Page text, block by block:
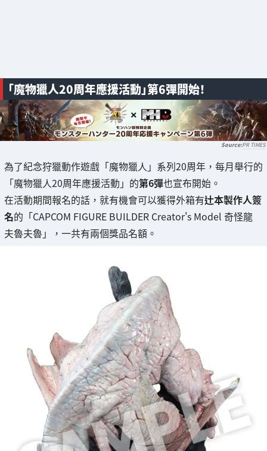
「魔物獵人20周年應援活動」第6彈開始！
PR TIMES
為了紀念狩獵動作遊戲「魔物獵人」系列20周年，每月舉行的
「魔物獵人20周年應援活動」的第6彈也宣布開始。
在活動期間報名的話，就有機會可以獲得外箱有辻本製作人簽
名的「CAPCOM FIGURE BUILDER Creator's Model 奇怪龍
夫魯夫魯」，一共有兩個獎品名額。